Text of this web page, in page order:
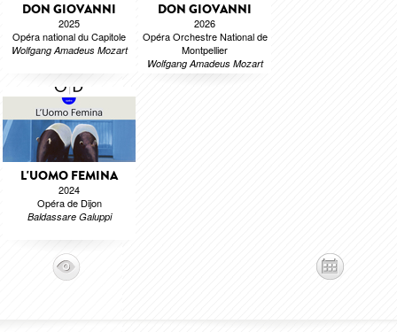
DON GIOVANNI
2025
Opéra national du Capitole
Wolfgang Amadeus Mozart
DON GIOVANNI
2026
Opéra Orchestre National de
Montpellier
Wolfgang Amadeus Mozart
L'UOMO FEMINA
2024
Opéra de Dijon
Baldassare Galuppi